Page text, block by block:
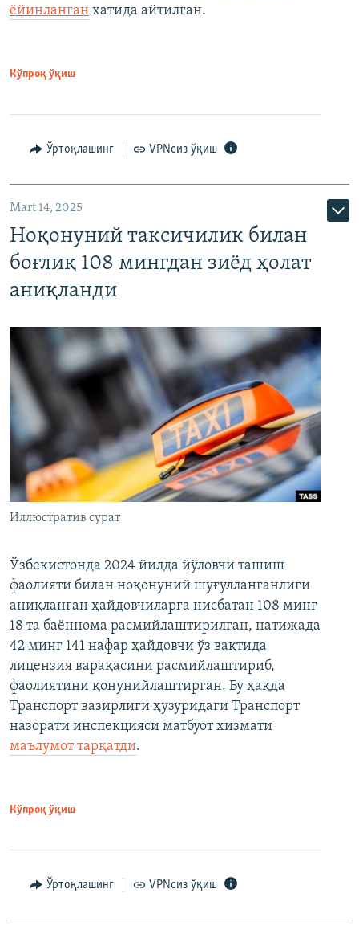
ёйинланган хатида айтилган.
Кўпроқ ўқиш
Ўртоқлашинг VPNсиз ўқиш
Mart 14, 2025
Ноқонуний таксичилик билан
боғлиқ 108 мингдан зиёд ҳолат
аниқланди
Иллюстратив сурат
Ўзбекистонда 2024 йилда йўловчи ташиш
фаолияти билан ноқонуний шуғулланганлиги
аниқланган ҳайдовчиларга нисбатан 108 минг
18 та баённома расмийлаштирилган, натижада
42 минг 141 нафар ҳайдовчи ўз вақтида
лицензия варақасини расмийлаштириб,
фаолиятини қонунийлаштирган. Бу ҳақда
Транспорт вазирлиги ҳузуридаги Транспорт
назорати инспекцияси матбуот хизмати
маълумот тарқатди.
Кўпроқ ўқиш
Ўртоқлашинг VPNсиз ўқиш